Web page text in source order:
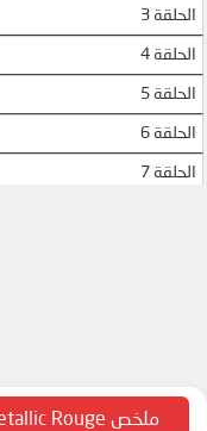
الحلقة 3
الحلقة 4
الحلقة 5
الحلقة 6
الحلقة 7
الحلقة 13
ملخص Metallic Rouge